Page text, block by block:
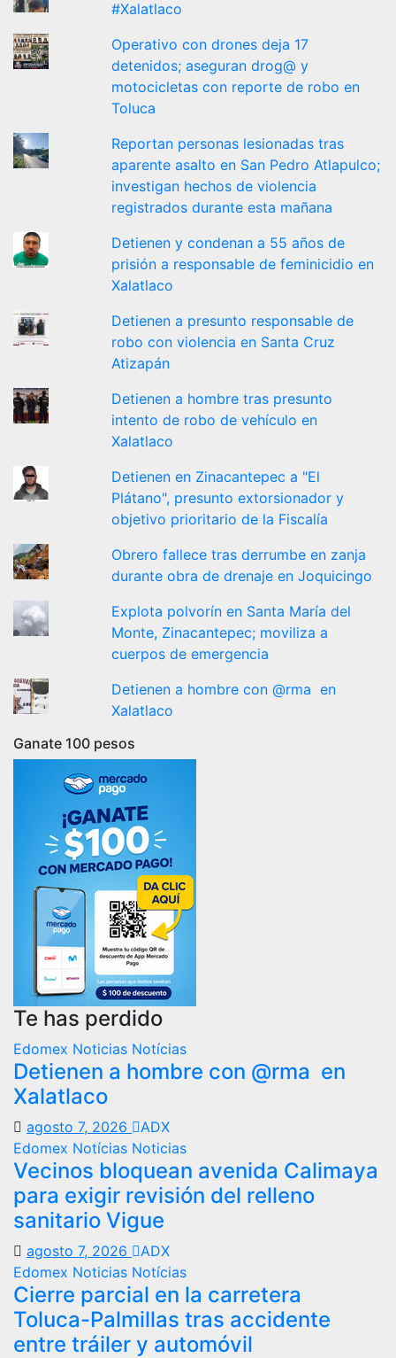
#Xalatlaco
Operativo con drones deja 17
detenidos; aseguran drog@ y
motocicletas con reporte de robo en
Toluca
Reportan personas lesionadas tras
aparente asalto en San Pedro Atlapulco;
investigan hechos de violencia
registrados durante esta mañana
Detienen y condenan a 55 años de
prisión a responsable de feminicidio en
Xalatlaco
Detienen a presunto responsable de
robo con violencia en Santa Cruz
Atizapán
Detienen a hombre tras presunto
intento de robo de vehículo en
Xalatlaco
Detienen en Zinacantepec a "El
Plátano", presunto extorsionador y
objetivo prioritario de la Fiscalía
Obrero fallece tras derrumbe en zanja
durante obra de drenaje en Joquicingo
Explota polvorín en Santa María del
Monte, Zinacantepec; moviliza a
cuerpos de emergencia
Detienen a hombre con @rma en
Xalatlaco
Ganate 100 pesos
Te has perdido
Edomex Noticias Notícias
Detienen a hombre con @rma en
Xalatlaco
agosto 7, 2026
ADX
Edomex Notícias Noticias
Vecinos bloquean avenida Calimaya
para exigir revisión del relleno
sanitario Vigue
agosto 7, 2026
ADX
Edomex Noticias Notícias
Cierre parcial en la carretera
Toluca-Palmillas tras accidente
entre tráiler y automóvil